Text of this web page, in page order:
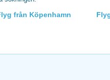
från Köpenhamn